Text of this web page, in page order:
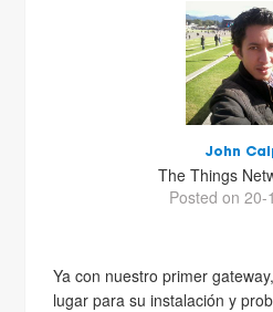
John
The Things
Posted on 20-
Ya con nuestro primer
lugar para su instalación y